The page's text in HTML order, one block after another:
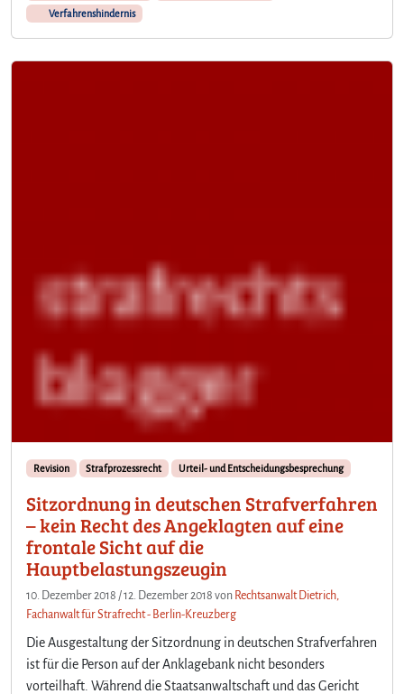
Verfahrenshindernis
Revision Strafprozessrecht Urteil- und Entscheidungsbesprechung
Sitzordnung in deutschen Strafverfahren
– kein Recht des Angeklagten auf eine
frontale Sicht auf die
Hauptbelastungszeugin
10. Dezember 2018 /12. Dezember 2018 von Rechtsanwalt Dietrich,
Fachanwalt für Strafrecht - Berlin-Kreuzberg
Die Ausgestaltung der Sitzordnung in deutschen Strafverfahren
ist für die Person auf der Anklagebank nicht besonders
vorteilhaft. Während die Staatsanwaltschaft und das Gericht